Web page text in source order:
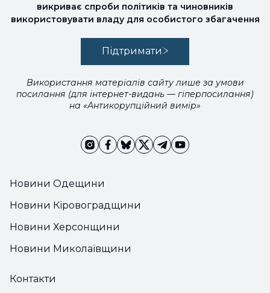
Новини Одещини
Новини Кіровоградщини
Новини Херсонщини
Новини Миколаївщини
викриває спроби політиків та чиновників
використовувати владу для особистого збагачення
Підтримати
Використання матеріалів сайту лише за умови
посилання (для інтернет-видань — гіперпосилання)
на «Антикорупційний вимір»
Контакти